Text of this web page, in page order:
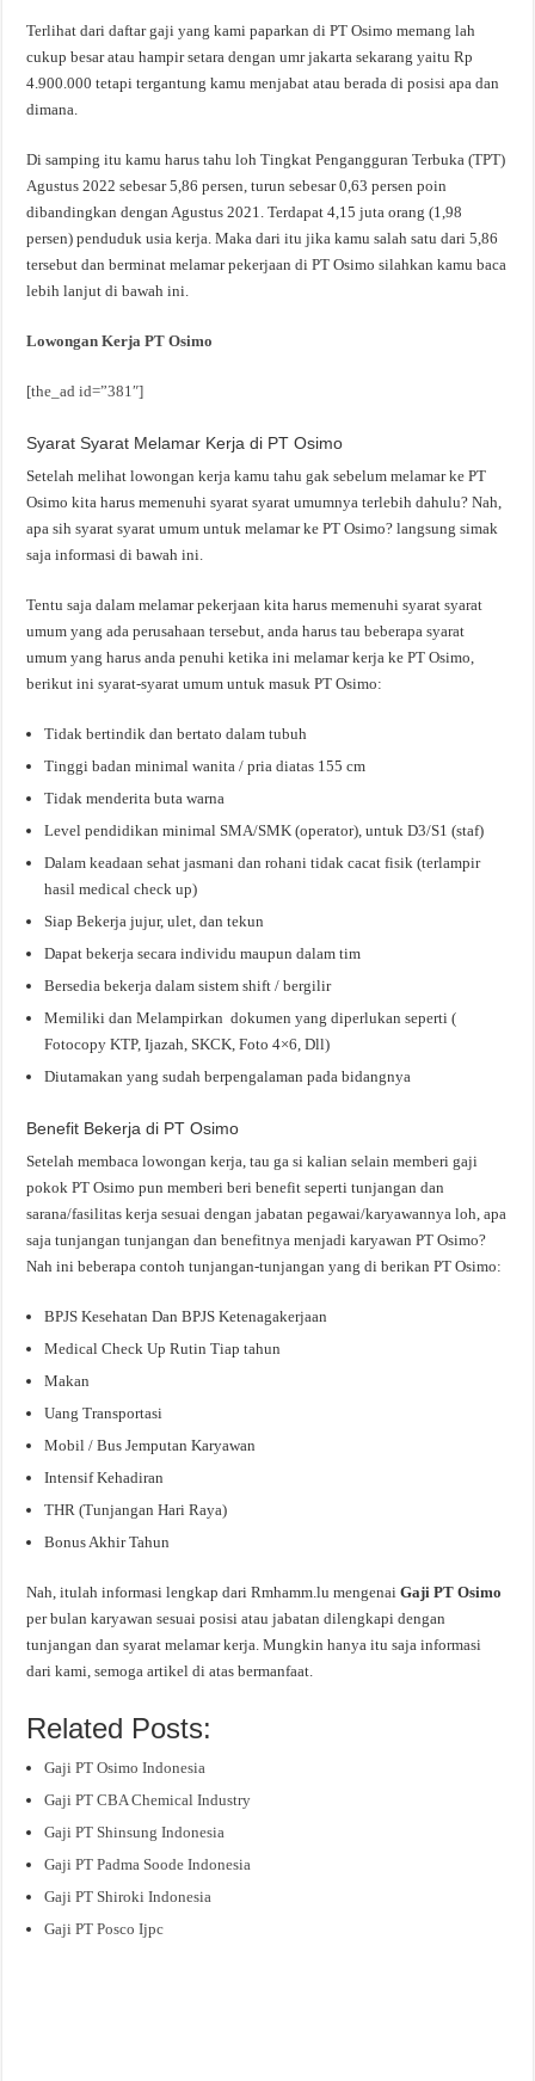
Terlihat dari daftar gaji yang kami paparkan di PT Osimo memang lah
cukup besar atau hampir setara dengan umr jakarta sekarang yaitu Rp
4.900.000 tetapi tergantung kamu menjabat atau berada di posisi apa dan
dimana.
Di samping itu kamu harus tahu loh Tingkat Pengangguran Terbuka (TPT)
Agustus 2022 sebesar 5,86 persen, turun sebesar 0,63 persen poin
dibandingkan dengan Agustus 2021. Terdapat 4,15 juta orang (1,98
persen) penduduk usia kerja. Maka dari itu jika kamu salah satu dari 5,86
tersebut dan berminat melamar pekerjaan di PT Osimo silahkan kamu baca
lebih lanjut di bawah ini.
Lowongan Kerja PT Osimo
[the_ad id=”381″]
Syarat Syarat Melamar Kerja di PT Osimo
Setelah melihat lowongan kerja kamu tahu gak sebelum melamar ke PT
Osimo kita harus memenuhi syarat syarat umumnya terlebih dahulu? Nah,
apa sih syarat syarat umum untuk melamar ke PT Osimo? langsung simak
saja informasi di bawah ini.
Tentu saja dalam melamar pekerjaan kita harus memenuhi syarat syarat
umum yang ada perusahaan tersebut, anda harus tau beberapa syarat
umum yang harus anda penuhi ketika ini melamar kerja ke PT Osimo,
berikut ini syarat-syarat umum untuk masuk PT Osimo:
Tidak bertindik dan bertato dalam tubuh
Tinggi badan minimal wanita / pria diatas 155 cm
Tidak menderita buta warna
Level pendidikan minimal SMA/SMK (operator), untuk D3/S1 (staf)
Dalam keadaan sehat jasmani dan rohani tidak cacat fisik (terlampir
hasil medical check up)
Siap Bekerja jujur, ulet, dan tekun
Dapat bekerja secara individu maupun dalam tim
Bersedia bekerja dalam sistem shift / bergilir
Memiliki dan Melampirkan dokumen yang diperlukan seperti (
Fotocopy KTP, Ijazah, SKCK, Foto 4×6, Dll)
Diutamakan yang sudah berpengalaman pada bidangnya
Benefit Bekerja di PT Osimo
Setelah membaca lowongan kerja, tau ga si kalian selain memberi gaji
pokok PT Osimo pun memberi beri benefit seperti tunjangan dan
sarana/fasilitas kerja sesuai dengan jabatan pegawai/karyawannya loh, apa
saja tunjangan tunjangan dan benefitnya menjadi karyawan PT Osimo?
Nah ini beberapa contoh tunjangan-tunjangan yang di berikan PT Osimo:
BPJS Kesehatan Dan BPJS Ketenagakerjaan
Medical Check Up Rutin Tiap tahun
Makan
Uang Transportasi
Mobil / Bus Jemputan Karyawan
Intensif Kehadiran
THR (Tunjangan Hari Raya)
Bonus Akhir Tahun
Nah, itulah informasi lengkap dari Rmhamm.lu mengenaiGaji PT Osimo
per bulan karyawan sesuai posisi atau jabatan dilengkapi dengan
tunjangan dan syarat melamar kerja. Mungkin hanya itu saja informasi
dari kami, semoga artikel di atas bermanfaat.
Related Posts:
Gaji PT Osimo Indonesia
Gaji PT CBA Chemical Industry
Gaji PT Shinsung Indonesia
Gaji PT Padma Soode Indonesia
Gaji PT Shiroki Indonesia
Gaji PT Posco Ijpc